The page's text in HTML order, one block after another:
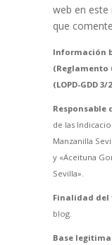
web en este
que
Información
(Reglamento
(LOPD-GDD
de las
Manzanilla
y «Aceituna
Sevilla».
Finalidad
blog.
Base